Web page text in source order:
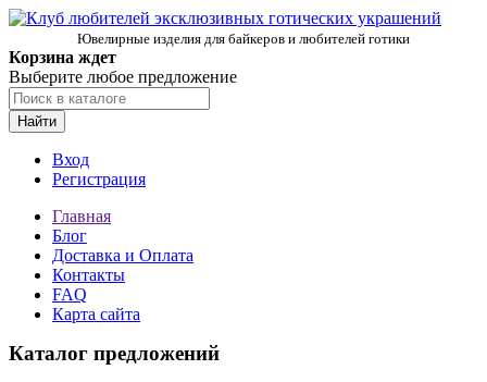
Ювелирные изделия для байкеров и любителей готики
Корзина ждет
Выберите любое предложение
Найти
Вход
Регистрация
Главная
Блог
Доставка и Оплата
Контакты
FAQ
Карта сайта
Каталог предложений